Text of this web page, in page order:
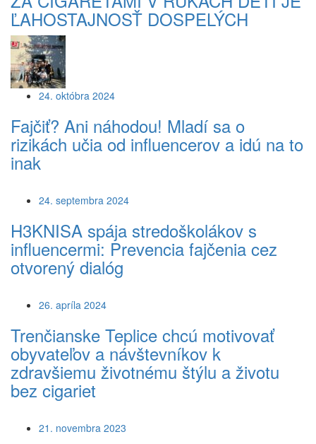
ĽAHOSTAJNOSŤ DOSPELÝCH
24. októbra 2024
Fajčiť? Ani náhodou! Mladí sa o
rizikách učia od influencerov a idú na to
inak
24. septembra 2024
H3KNISA spája stredoškolákov s
influencermi: Prevencia fajčenia cez
otvorený dialóg
26. apríla 2024
Trenčianske Teplice chcú motivovať
obyvateľov a návštevníkov k
zdravšiemu životnému štýlu a životu
bez cigariet
21. novembra 2023